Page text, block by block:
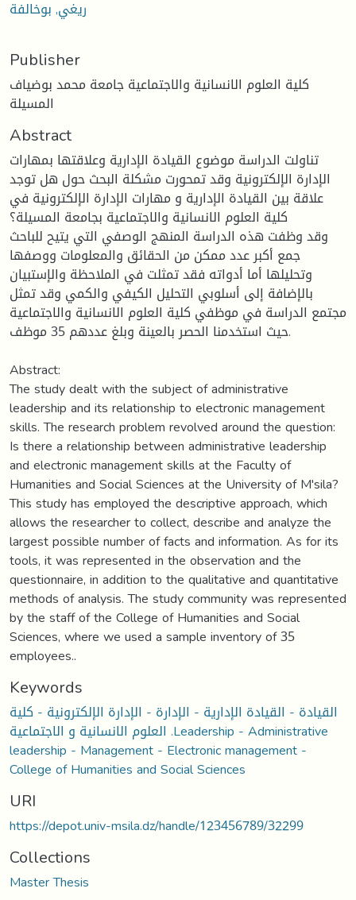
ريغي, بوخالفة
Publisher
كلية العلوم الانسانية والاجتماعية جامعة محمد بوضياف
المسيلة
Abstract
تناولت الدراسة موضوع القيادة الإدارية وعلاقتها بمهارات
الإدارة الإلكترونية وقد تمحورت مشكلة البحث حول هل توجد
علاقة بين القيادة الإدارية و مهارات الإدارة الإلكترونية في
كلية العلوم الانسانية والاجتماعية بجامعة المسيلة؟
وقد وظفت هذه الدراسة المنهج الوصفي التي يتيح للباحث
جمع أكبر عدد ممكن من الحقائق والمعلومات ووصفها
وتحليلها أما أدواته فقد تمثلت في الملاحظة والإستبيان
بالإضافة إلى أسلوبي التحليل الكيفي والكمي وقد تمثل
مجتمع الدراسة في موظفي كلية العلوم الانسانية والاجتماعية
حيث استخدمنا الحصر بالعينة وبلغ عددهم 35 موظف.
Abstract:
The study dealt with the subject of administrative
leadership and its relationship to electronic management
skills. The research problem revolved around the question:
Is there a relationship between administrative leadership
and electronic management skills at the Faculty of
Humanities and Social Sciences at the University of M'sila?
This study has employed the descriptive approach, which
allows the researcher to collect, describe and analyze the
largest possible number of facts and information. As for its
tools, it was represented in the observation and the
questionnaire, in addition to the qualitative and quantitative
methods of analysis. The study community was represented
by the staff of the College of Humanities and Social
Sciences, where we used a sample inventory of 35
employees..
Keywords
القيادة - القيادة الإدارية - الإدارة - الإدارة الإلكترونية - كلية
العلوم الانسانية و الاجتماعية .Leadership - Administrative
leadership - Management - Electronic management -
College of Humanities and Social Sciences
URI
https://depot.univ-msila.dz/handle/123456789/32299
Collections
Master Thesis